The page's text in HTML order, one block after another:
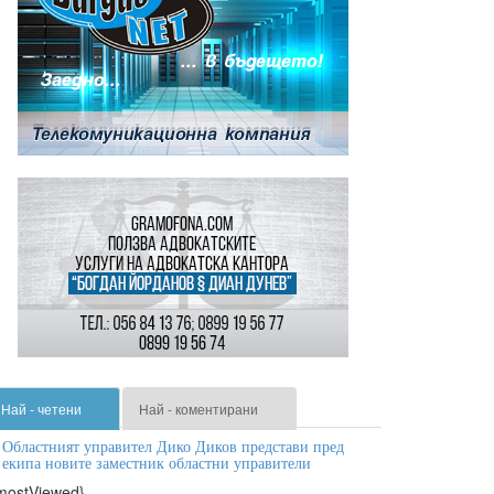
Най - четени Най - коментирани
Областният управител Дико Диков представи пред
екипа новите заместник областни управители